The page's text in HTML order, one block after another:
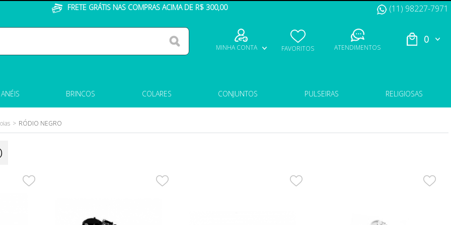
FRETE GRÁTIS NAS COMPRAS ACIMA DE R$ 300,00 (11) 98227-7971
MINHA CONTA FAVORITOS ATENDIMENTOS
0
ANÉIS BRINCOS COLARES CONJUNTOS PULSEIRAS RELIGIOSAS
RÓDIO NEGRO